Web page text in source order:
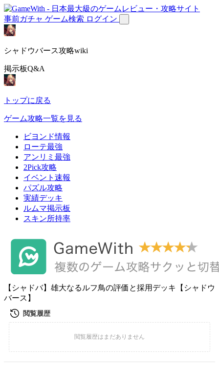
事前ガチャ ゲーム検索 ログイン
シャドウバース攻略wiki
掲示板Q&A
トップに戻る
ゲーム攻略一覧を見る
ビヨンド情報
ローテ最強
アンリミ最強
2Pick攻略
イベント速報
パズル攻略
実績デッキ
ルムマ掲示板
スキン所持率
【シャドバ】雄大なるルフ鳥の評価と採用デッキ【シャドウ
バース】